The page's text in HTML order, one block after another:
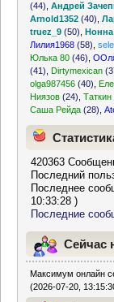
(44) ,Андрей
Arnold1352 (40) ,
truez_9 (50) ,Нонна
Лилия1968 (58) ,
Юлька 80 (46) ,
(41)
Dirtymexican
olga987456 (40)
Ниязов (24) ,Таткин
Саша Рейда (28) ,
420363
Последний
Последнее
10:33:28 )
Последние
Сейчас
Максимум онлайн
(2026-07-20,